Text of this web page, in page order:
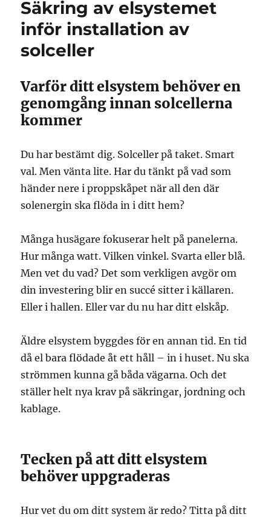
Säkring av elsystemet
inför installation av
solceller
Varför ditt elsystem behöver en
genomgång innan solcellerna
kommer
Du har bestämt dig. Solceller på taket. Smart
val. Men vänta lite. Har du tänkt på vad som
händer nere i proppskåpet när all den där
solenergin ska flöda in i ditt hem?
Många husägare fokuserar helt på panelerna.
Hur många watt. Vilken vinkel. Svarta eller blå.
Men vet du vad? Det som verkligen avgör om
din investering blir en succé sitter i källaren.
Eller i hallen. Eller var du nu har ditt elskåp.
Äldre elsystem byggdes för en annan tid. En tid
då el bara flödade åt ett håll – in i huset. Nu ska
strömmen kunna gå båda vägarna. Och det
ställer helt nya krav på säkringar, jordning och
kablage.
Tecken på att ditt elsystem
behöver uppgraderas
Hur vet du om ditt system är redo? Titta på ditt